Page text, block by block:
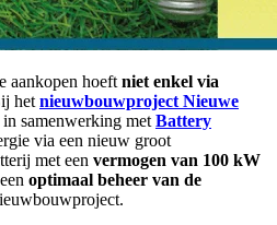
aankopen hoeft niet enkel via
het nieuwbouwproject Nieuwe
samenwerking met Battery
via een nieuw groot
met een vermogen van 100 kW
optimaal beheer van de